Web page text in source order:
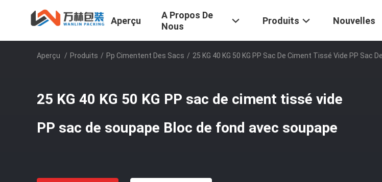
Aperçu
A Propos De
Nous
Produits Nouvelles
Aperçu / Produits / Pp Cimentent Des Sacs / 25 KG 40 KG 50 KG PP Sac De Ciment Tissé Vide PP Sac
25 KG 40 KG 50 KG PP sac de ciment tissé vide
PP sac de soupape Bloc de fond avec soupape